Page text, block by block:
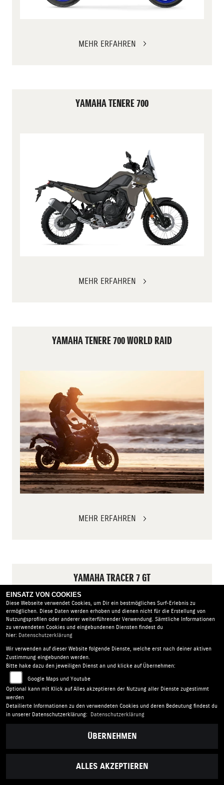
MEHR ERFAHREN
YAMAHA TENERE 700
MEHR ERFAHREN
YAMAHA TENERE 700 WORLD RAID
MEHR ERFAHREN
YAMAHA TRACER 7 GT
MEHR ERFAHREN
EINSATZ VON COOKIES
Diese Webseite verwendet Cookies, um Dir ein bestmögliches Surf-Erlebnis zu
ermöglichen. Diese Daten werden erhoben und dienen nicht für die Erstellung von
Nutzungsprofilen oder anderer weiterführender Verwendung. Sämtliche Informationen
zu verwendeten Cookies und eingebundenen Diensten findest du
hier: Datenschutzerklärung
Wir verwenden auf dieser Website folgende Dienste, welche erst nach deiner aktiven
Zustimmung eingebunden werden.
Bitte hake dazu den jeweiligen Dienst an und klicke auf Übernehmen:
Google Maps und Youtube
Optional kann mit Klick auf Alles akzeptieren der Nutzung aller Dienste zugestimmt
werden
Detailierte Informationen zu den verwendeten Cookies und deren Bedeutung findest du
in unserer Datenschutzerklärung:
Datenschutzerklärung
ÜBERNEHMEN
ALLES AKZEPTIEREN